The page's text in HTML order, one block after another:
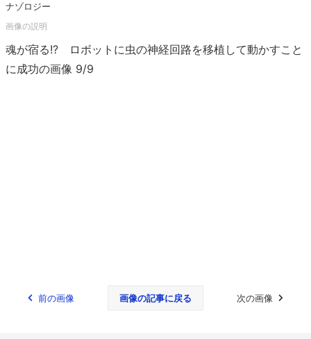
ナゾロジー
魂が宿る!? ロボットに虫の神経回路を移植して動かすこと
に成功の画像 9/9
前の画像 画像の記事に戻る 次の画像